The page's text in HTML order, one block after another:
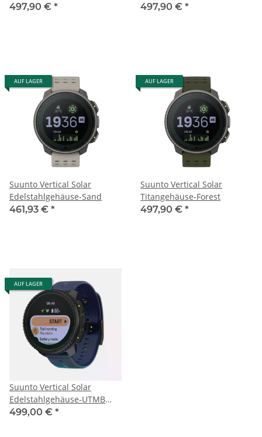
497,90 € *
497,90 € *
AUF LAGER
Suunto Vertical Solar
Edelstahlgehäuse-Sand
461,93 € *
AUF LAGER
Suunto Vertical Solar
Titangehäuse-Forest
497,90 € *
AUF LAGER
Suunto Vertical Solar
Edelstahlgehäuse-UTMB
World Series
499,00 € *